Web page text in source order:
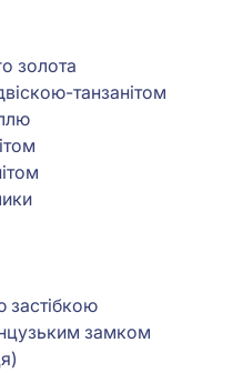
золота
танзанітом
застібкою
замком